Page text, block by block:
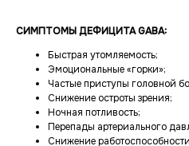
СИМПТОМЫ ДЕФИЦИТА GABA:
Быстрая утомляемость;
Эмоциональные «горки»;
Частые приступы головной
Снижение остроты зрения;
Ночная потливость;
Перепады артериального
Снижение